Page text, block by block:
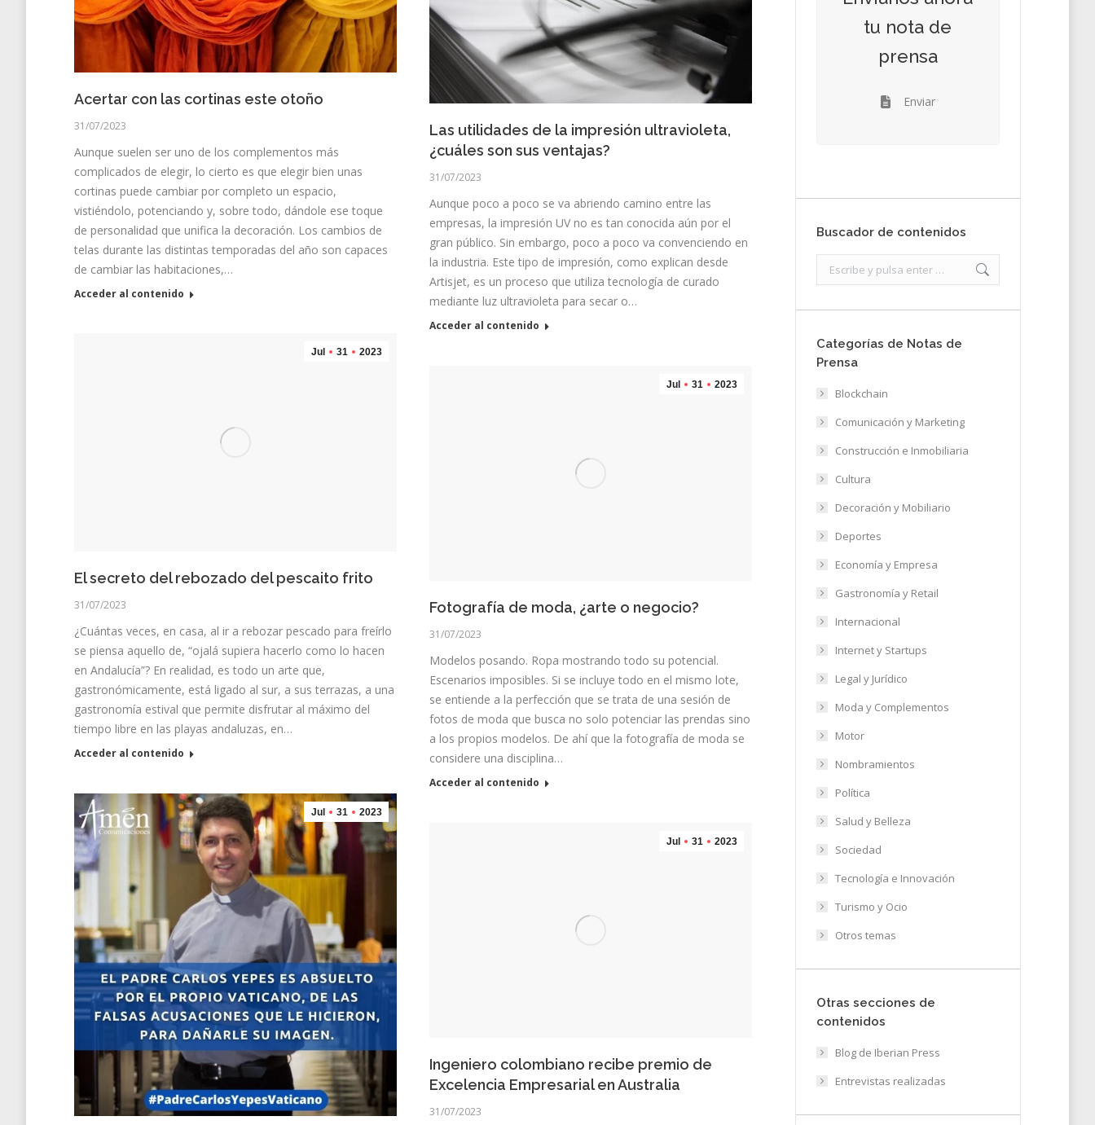
Acertar con las cortinas este otoño
31/07/2023
Aunque suelen ser uno de los complementos más
complicados de elegir, lo cierto es que elegir bien unas
cortinas puede cambiar por completo un espacio,
vistiéndolo, potenciando y, sobre todo, dándole ese toque
de personalidad que unifica la decoración. Los cambios de
telas durante las distintas temporadas del año son capaces
de cambiar las habitaciones,…
Acceder al contenido
Las utilidades de la impresión ultravioleta,
¿cuáles son sus ventajas?
31/07/2023
Aunque poco a poco se va abriendo camino entre las
empresas, la impresión UV no es tan conocida aún por el
gran público. Sin embargo, poco a poco va convenciendo en
la industria. Este tipo de impresión, como explican desde
Artisjet, es un proceso que utiliza tecnología de curado
mediante luz ultravioleta para secar o…
Acceder al contenido
Jul 31 2023
El secreto del rebozado del pescaito frito
31/07/2023
¿Cuántas veces, en casa, al ir a rebozar pescado para freírlo
se piensa aquello de, “ojalá supiera hacerlo como lo hacen
en Andalucía”? En realidad, es todo un arte que,
gastronómicamente, está ligado al sur, a sus terrazas, a una
gastronomía estival que permite disfrutar al máximo del
tiempo libre en las playas andaluzas, en…
Acceder al contenido
Jul 31 2023
Fotografía de moda, ¿arte o negocio?
31/07/2023
Modelos posando. Ropa mostrando todo su potencial.
Escenarios imposibles. Si se incluye todo en el mismo lote,
se entiende a la perfección que se trata de una sesión de
fotos de moda que busca no solo potenciar las prendas sino
a los propios modelos. De ahí que la fotografía de moda se
considere una disciplina…
Acceder al contenido
Jul 31 2023
Jul 31 2023
Ingeniero colombiano recibe premio de
Excelencia Empresarial en Australia
31/07/2023
tu nota de
prensa
Enviar
Buscador de contenidos
Categorías de Notas de
Prensa
Blockchain
Comunicación y Marketing
Construcción e Inmobiliaria
Cultura
Decoración y Mobiliario
Deportes
Economía y Empresa
Gastronomía y Retail
Internacional
Internet y Startups
Legal y Jurídico
Moda y Complementos
Motor
Nombramientos
Política
Salud y Belleza
Sociedad
Tecnología e Innovación
Turismo y Ocio
Otros temas
Otras secciones de
contenidos
Blog de Iberian Press
Entrevistas realizadas